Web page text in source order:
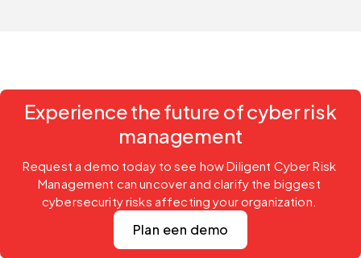
Experience the future of cyber risk
management
Request a demo today to see how Diligent Cyber Risk
Management can uncover and clarify the biggest
cybersecurity risks affecting your organization.
Plan een demo